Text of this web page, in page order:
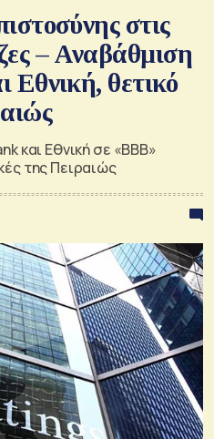
στις
– Αναβάθμιση
Εθνική, θετικό
και Εθνική σε «BBB»
της Πειραιώς